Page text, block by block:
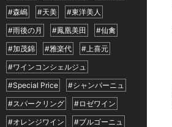
#森嶋
#天美
#東洋美人
#雨後の月
#鳳凰美田
#仙禽
#加茂錦
#雅楽代
#上喜元
#ワインコンシェルジュ
#Special Price
#シャンパーニュ
#スパークリング
#ロゼワイン
#オレンジワイン
#ブルゴーニュ